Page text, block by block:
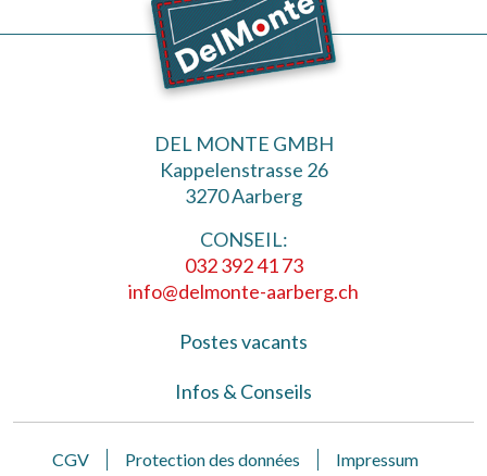
DEL MONTE GMBH
Kappelenstrasse 26
3270 Aarberg
CONSEIL:
032 392 41 73
info@delmonte-aarberg.ch
Postes vacants
Infos & Conseils
CGV Protection des données Impressum